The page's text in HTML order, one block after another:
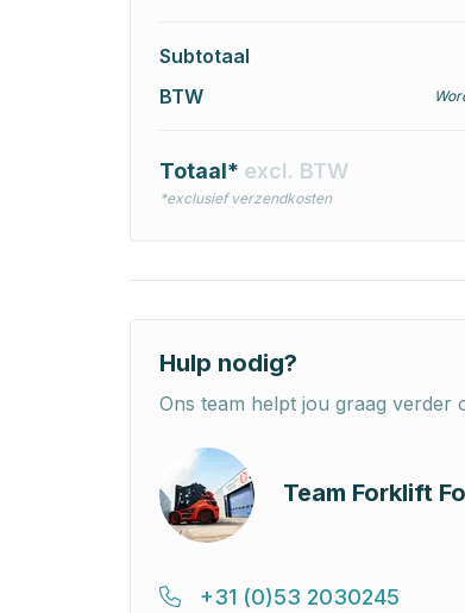
Subtotaal
BTW
Totaal* excl. BTW
*exclusief verzendkosten
Hulp nodig?
Ons team helpt jou graag verder
Team Forklift
+31 (0)53 2030245